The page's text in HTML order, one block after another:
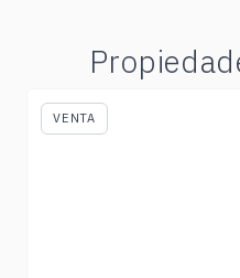
VENTA